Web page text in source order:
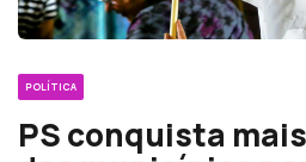
POLÍTICA
PS conquista